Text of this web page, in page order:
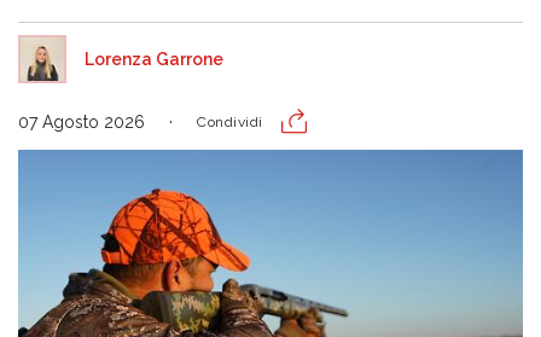
Lorenza Garrone
07 Agosto 2026 Condividi